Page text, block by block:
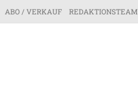
ABO / VERKAUF REDAKTIONSTEAM